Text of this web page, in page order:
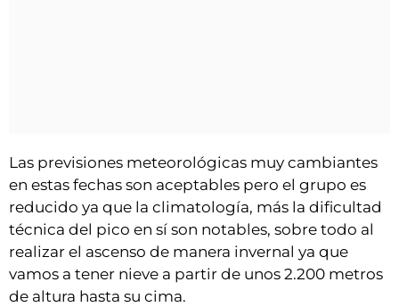
Las previsiones meteorológicas muy cambiantes
en estas fechas son aceptables pero el grupo es
reducido ya que la climatología, más la dificultad
técnica del pico en sí son notables, sobre todo al
realizar el ascenso de manera invernal ya que
vamos a tener nieve a partir de unos 2.200 metros
de altura hasta su cima.